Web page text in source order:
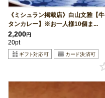
《ミシュラン掲載店》白山文雅【牛
タンカレー】※お一人様10個ま...
2,200円
20pt